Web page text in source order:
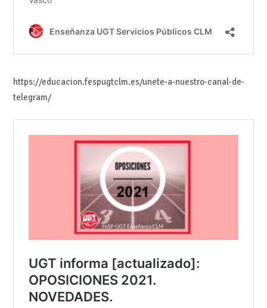
https://educacion.fespugtclm.es/unete-a-nuestro-canal-de-
telegram/